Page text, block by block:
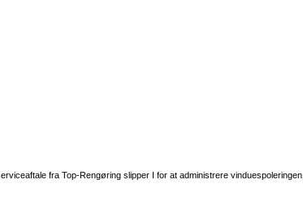
fra Top-Rengøring slipper I for at administrere vinduespoleringen.